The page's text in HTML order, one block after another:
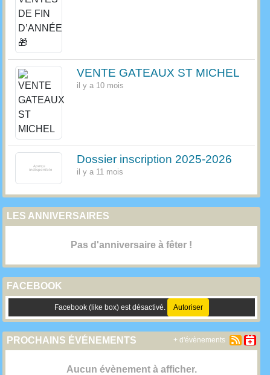
VENTE GATEAUX ST MICHEL
il y a 10 mois
Dossier inscription 2025-2026
il y a 11 mois
LES ANNIVERSAIRES
Pas d'anniversaire à fêter !
FACEBOOK
Facebook (like box) est désactivé. Autoriser
PROCHAINS ÉVÉNEMENTS
Aucun évènement à afficher.
+ d'évènements